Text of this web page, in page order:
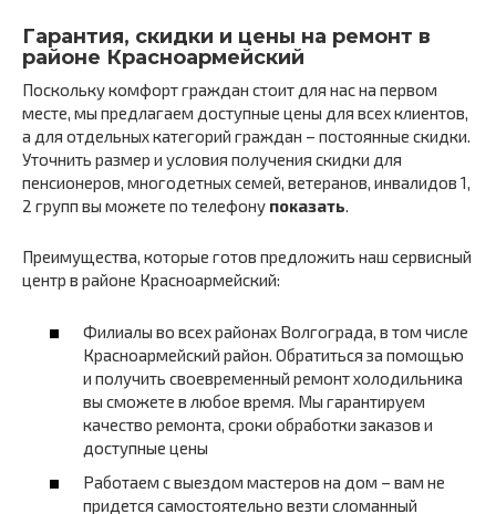
Гарантия, скидки и цены на ремонт в
районе Красноармейский
Поскольку комфорт граждан стоит для нас на первом
месте, мы предлагаем доступные цены для всех клиентов,
а для отдельных категорий граждан – постоянные скидки.
Уточнить размер и условия получения скидки для
пенсионеров, многодетных семей, ветеранов, инвалидов 1,
2 групп вы можете по телефону показать.
Преимущества, которые готов предложить наш сервисный
центр в районе Красноармейский:
Филиалы во всех районах Волгограда, в том числе
Красноармейский район. Обратиться за помощью
и получить своевременный ремонт холодильника
вы сможете в любое время. Мы гарантируем
качество ремонта, сроки обработки заказов и
доступные цены
Работаем с выездом мастеров на дом – вам не
придется самостоятельно везти сломанный